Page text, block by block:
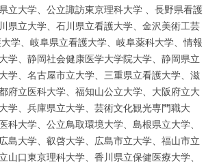
立大学、公立諏訪東京理科大学 、長野県看護
県立大学、石川県立看護大学、金沢美術工芸
学、岐阜県立看護大学、岐阜薬科大学、情報
学、静岡社会健康医学大学院大学、静岡県立
学、名古屋市立大学、三重県立看護大学、滋
府立医科大学、福知山公立大学、大阪府立大
学、兵庫県立大学、芸術文化観光専門職大
大学、公立鳥取環境大学、島根県立大学、
島大学、叡啓大学、広島市立大学、福山市立
口東京理科大学、香川県立保健医療大学、